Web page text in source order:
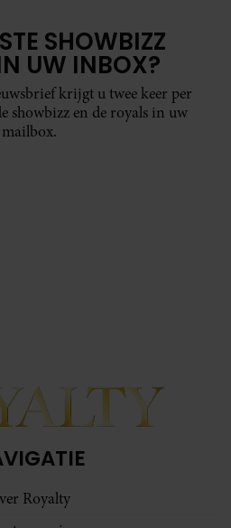
SHOWBIZZ
UW INBOX?
krijgt u twee keer per
showbizz en de royals in uw
mailbox.
Royalty